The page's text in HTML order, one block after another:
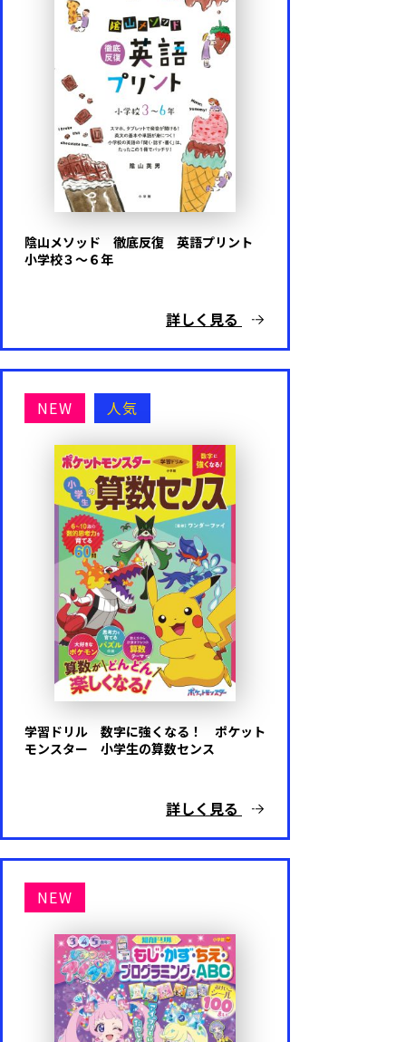
陰山メソッド 徹底反復 英語プリント
小学校３～６年
詳しく見る
NEW 人気
学習ドリル 数字に強くなる！ ポケット
モンスター 小学生の算数センス
詳しく見る
NEW